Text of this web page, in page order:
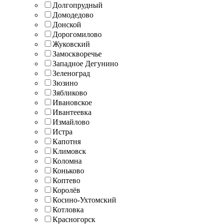
Долгопрудный
Домодедово
Донской
Дорогомилово
Жуковский
Замоскворечье
Западное Дегунино
Зеленоград
Зюзино
Зябликово
Ивановское
Ивантеевка
Измайлово
Истра
Капотня
Климовск
Коломна
Коньково
Коптево
Королёв
Косино-Ухтомский
Котловка
Красногорск